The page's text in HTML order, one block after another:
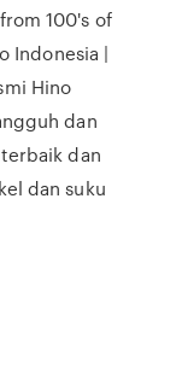
100's of
Indonesia |
Hino
dan
dan
dan suku